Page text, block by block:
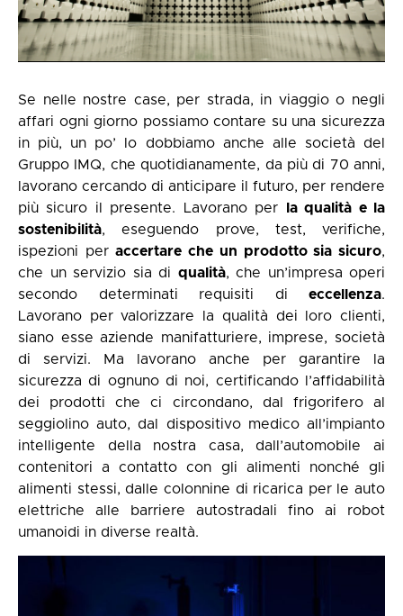
Se nelle nostre case, per strada, in viaggio o negli
affari ogni giorno possiamo contare su una sicurezza
in più, un po’ lo dobbiamo anche alle società del
Gruppo IMQ, che quotidianamente, da più di 70 anni,
lavorano cercando di anticipare il futuro, per rendere
più sicuro il presente. Lavorano per
la qualità e la
sostenibilità, eseguendo prove, test, verifiche,
ispezioni peraccertare che un prodotto sia sicuro,
che un servizio sia di qualità, che un’impresa operi
secondo determinati requisiti di eccellenza.
Lavorano per valorizzare la qualità dei loro clienti,
siano esse aziende manifatturiere, imprese, società
di servizi. Ma lavorano anche per garantire la
sicurezza di ognuno di noi, certificando l’affidabilità
dei prodotti che ci circondano, dal frigorifero al
seggiolino auto, dal dispositivo medico all’impianto
intelligente della nostra casa, dall’automobile ai
contenitori a contatto con gli alimenti nonché gli
alimenti stessi, dalle colonnine di ricarica per le auto
elettriche alle barriere autostradali fino ai robot
umanoidi in diverse realtà.